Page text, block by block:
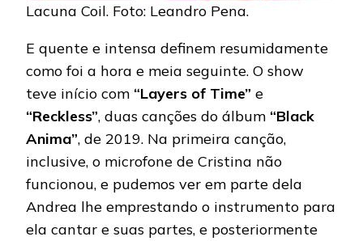
Lacuna Coil. Foto: Leandro Pena.
E quente e intensa definem resumidamente
como foi a hora e meia seguinte. O show
teve início com “Layers of Time” e
“Reckless”, duas canções do álbum “Black
Anima”, de 2019. Na primeira canção,
inclusive, o microfone de Cristina não
funcionou, e pudemos ver em parte dela
Andrea lhe emprestando o instrumento para
ela cantar e suas partes, e posteriormente